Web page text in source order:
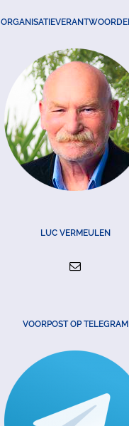
LUC VERMEULEN
VOORPOST OP TELEGRAM